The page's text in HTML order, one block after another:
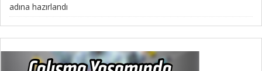
adına hazırlandı